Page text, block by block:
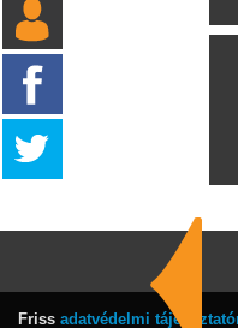
Friss adatvédelmi